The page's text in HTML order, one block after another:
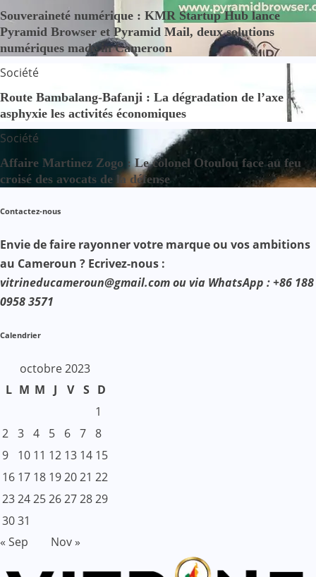
Souveraineté numérique : KMR Startup Hub lance
Pyramid Browser et Pyramid Mail, deux solutions
numériques made in Cameroon
Société
Route Bambalang-Bafanji : La dégradation de l’axe
asphyxie les activités économiques
Société
Affaire Martinez Zogo : Le colonel Otoulou face au feu
croisé des avocats de la défense
Contactez-nous
Envie de faire rayonner votre marque ou vos ambitions
au Cameroun ? Ecrivez-nous :
vitrineducameroun@gmail.com ou via WhatsApp : +86 188
0958 3571
Calendrier
octobre 2023
L M M J V S D
1
2 3 4 5 6 7 8
9
10 11 12 13 14 15
16 17 18 192021 22
23242526272829
3031
« Sep
Nov »